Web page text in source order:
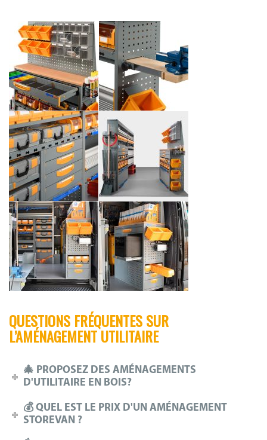
QUESTIONS FRÉQUENTES SUR
L’AMÉNAGEMENT UTILITAIRE
🎄 PROPOSEZ DES AMÉNAGEMENTS
D'UTILITAIRE EN BOIS?
💰 QUEL EST LE PRIX D'UN AMÉNAGEMENT
STOREVAN ?